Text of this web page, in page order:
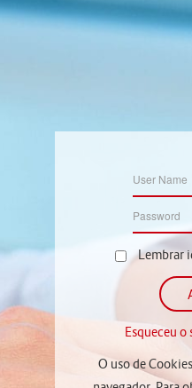
Lembrar
Esqueceu o
O uso de